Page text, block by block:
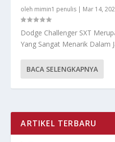
oleh mimin1 penulis | Mar 14,
Dodge Challenger SXT
Yang Sangat Menarik Dalam
BACA SELENGKAPNYA
ARTIKEL TERBARU